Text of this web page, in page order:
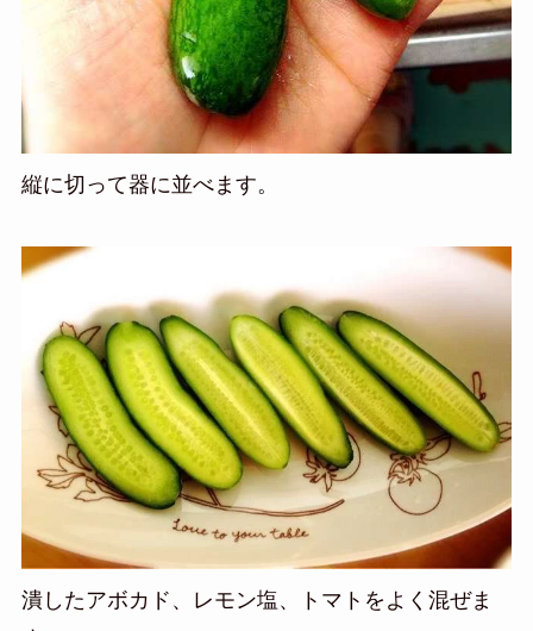
縦に切って器に並べます。
潰したアボカド、レモン塩、トマトをよく混ぜま